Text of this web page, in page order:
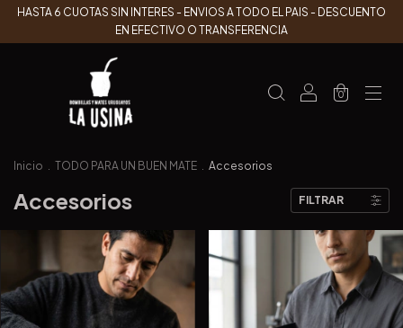
HASTA 6 CUOTAS SIN INTERES - ENVIOS A TODO EL PAIS - DESCUENTO
EN EFECTIVO O TRANSFERENCIA
0
Inicio . TODO PARA UN BUEN MATE . Accesorios
Accesorios FILTRAR